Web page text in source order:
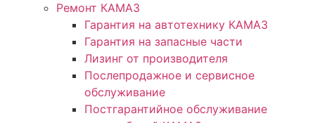
Ремонт КАМАЗ
Гарантия на автотехнику КАМАЗ
Гарантия на запасные части
Лизинг от производителя
Послепродажное и сервисное
обслуживание
Постгарантийное обслуживание